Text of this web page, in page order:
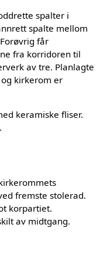
spalter i
spalte mellom
får
fra korridoren til
av tre. Planlagte
kirkerom er
keramiske fliser.
fremste stolerad.
korpartiet.
av midtgang.